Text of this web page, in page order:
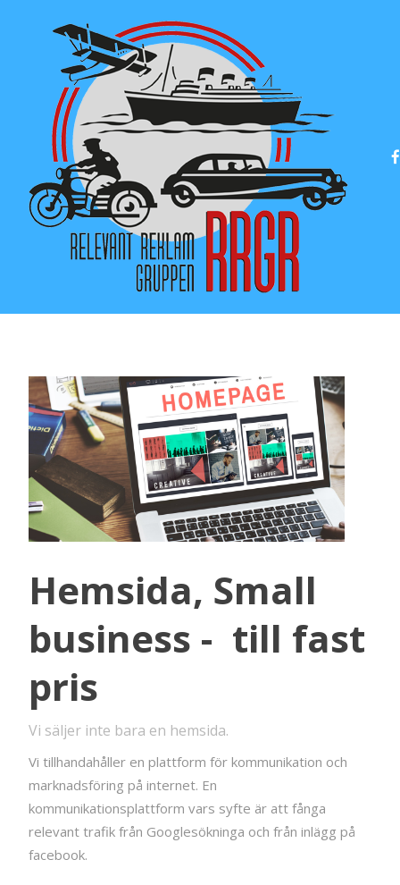
Hemsida, Small
business - till fast
pris
Vi säljer inte bara en hemsida.
Vi tillhandahåller en plattform för kommunikation och
marknadsföring på internet. En
kommunikationsplattform vars syfte är att fånga
relevant trafik från Googlesökninga och från inlägg på
facebook.